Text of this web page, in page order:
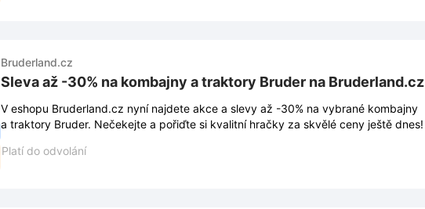
Bruderland.cz
Sleva až -30% na kombajny a traktory Bruder na Bruderland.cz
V eshopu Bruderland.cz nyní najdete akce a slevy až -30% na vybrané kombajny
a traktory Bruder. Nečekejte a pořiďte si kvalitní hračky za skvělé ceny ještě dnes!
Platí do odvolání